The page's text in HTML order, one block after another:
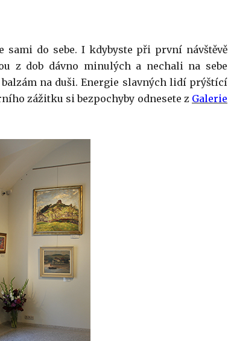
do sebe. I kdybyste při první návštěvě
z dob dávno minulých a nechali na sebe
na duši. Energie slavných lidí prýštící
zážitku si bezpochyby odnesete z Galerie